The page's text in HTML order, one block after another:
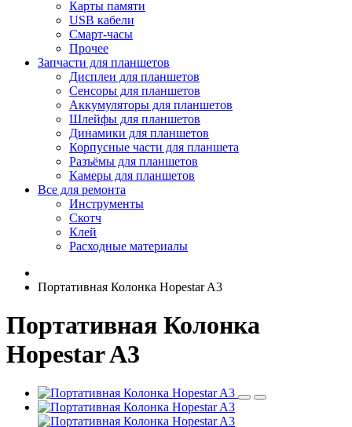
Карты памяти
USB кабели
Смарт-часы
Прочее
Запчасти для планшетов
Дисплеи для планшетов
Сенсоры для планшетов
Аккумуляторы для планшетов
Шлейфы для планшетов
Динамики для планшетов
Корпусные части для планшета
Разъёмы для планшетов
Камеры для планшетов
Все для ремонта
Инструменты
Скотч
Клей
Расходные материалы
Портативная Колонка Hopestar A3
Портативная Колонка
Hopestar A3